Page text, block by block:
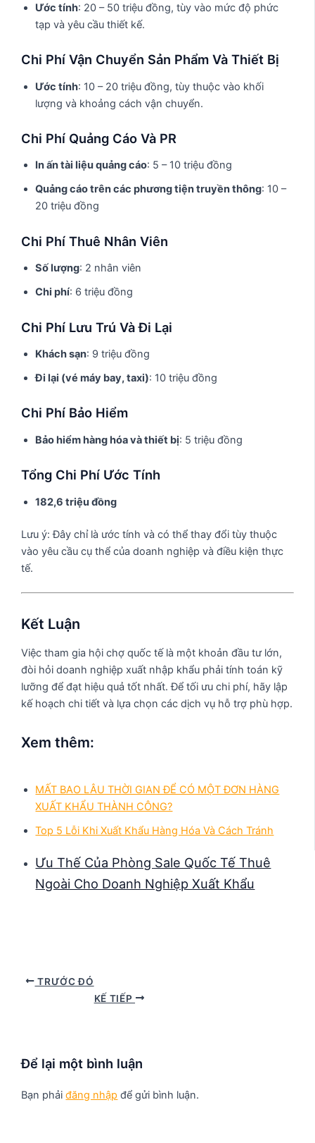
Ước tính: 20 – 50 triệu đồng, tùy vào mức độ phức
tạp và yêu cầu thiết kế.
Chi Phí Vận Chuyển Sản Phẩm Và Thiết Bị
Ước tính: 10 – 20 triệu đồng, tùy thuộc vào khối
lượng và khoảng cách vận chuyển.
Chi Phí Quảng Cáo Và PR
In ấn tài liệu quảng cáo: 5 – 10 triệu đồng
Quảng cáo trên các phương tiện truyền thông: 10 –
20 triệu đồng
Chi Phí Thuê Nhân Viên
Số lượng: 2 nhân viên
Chi phí: 6 triệu đồng
Chi Phí Lưu Trú Và Đi Lại
Khách sạn: 9 triệu đồng
Đi lại (vé máy bay, taxi): 10 triệu đồng
Chi Phí Bảo Hiểm
Bảo hiểm hàng hóa và thiết bị: 5 triệu đồng
Tổng Chi Phí Ước Tính
182,6 triệu đồng
Lưu ý: Đây chỉ là ước tính và có thể thay đổi tùy thuộc
vào yêu cầu cụ thể của doanh nghiệp và điều kiện thực
tế.
Kết Luận
Việc tham gia hội chợ quốc tế là một khoản đầu tư lớn,
đòi hỏi doanh nghiệp xuất nhập khẩu phải tính toán kỹ
lưỡng để đạt hiệu quả tốt nhất. Để tối ưu chi phí, hãy lập
kế hoạch chi tiết và lựa chọn các dịch vụ hỗ trợ phù hợp.
Xem thêm:
MẤT BAO LÂU THỜI GIAN ĐỂ CÓ MỘT ĐƠN HÀNG
XUẤT KHẨU THÀNH CÔNG?
Top 5 Lỗi Khi Xuất Khẩu Hàng Hóa Và Cách Tránh
Ưu Thế Của Phòng Sale Quốc Tế Thuê
Ngoài Cho Doanh Nghiệp Xuất Khẩu
TRƯỚC ĐÓ
KẾ TIẾP
Để lại một bình luận
Bạn phảiđăng nhập để gửi bình luận.